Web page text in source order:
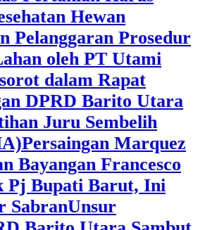
Hewan
Pelanggaran Prosedur
oleh PT Utami
dalam Rapat
DPRD Barito Utara
Juru Sembelih
Persaingan Marquez
Bayangan Francesco
Pj Bupati Barut, Ini
SabranUnsur